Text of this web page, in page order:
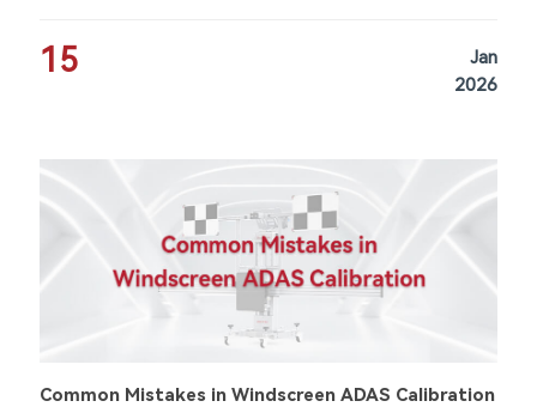
15
Jan
2026
Common Mistakes in Windscreen ADAS Calibration